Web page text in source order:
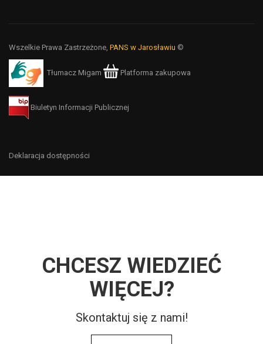
Wszelkie Prawa Zastrzeżone, PANS w Jarosławiu ©
Tłumacz Migam Platforma zakupowa
Biuletyn Informacji Publicznej
Deklaracja dostępności
CHCESZ WIEDZIEĆ
WIĘCEJ?
Skontaktuj się z nami!